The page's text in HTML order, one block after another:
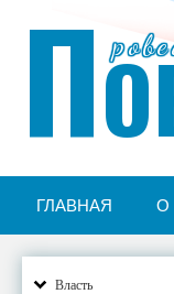
П
ГЛАВНАЯ О
Власть